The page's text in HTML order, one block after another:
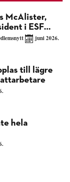
McAlister,
i ESF…
juni 2026.
till lägre
hela